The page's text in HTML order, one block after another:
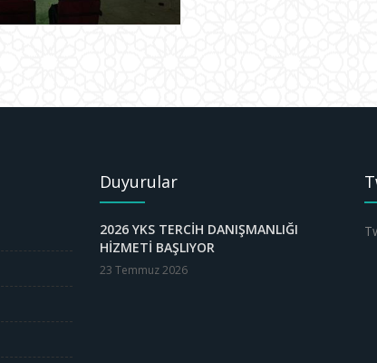
Duyurular
2026 YKS TERCİH DANIŞMANLIĞI
HİZMETİ BAŞLIYOR
23 Temmuz 2026